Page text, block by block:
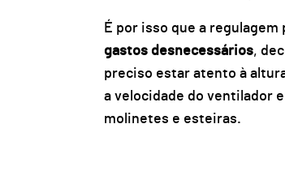
É por isso que a
gastos desnecessários,
preciso estar atento à
a velocidade do ventilador
molinetes e esteiras.